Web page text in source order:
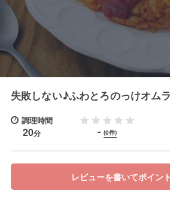
失敗しない♪ふわとろのっけオム
調理時間
20分 - (0件)
レビューを書いてポイン